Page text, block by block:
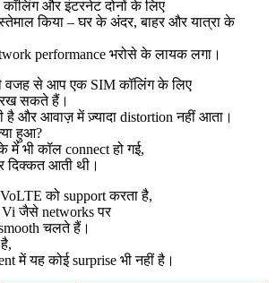
कॉलिंग और इंटरनेट दोनों के लिए
किया – घर के अंदर, बाहर और यात्रा के
performance भरोसे के लायक लगा।
वजह से आप एक SIM कॉलिंग के लिए
रख सकते हैं।
है और आवाज़ में ज़्यादा distortion नहीं आता।
हुआ?
में भी कॉल connect हो गई,
दिक्कत आती थी।
को support करता है,
जैसे networks पर
चलते हैं।
में यह कोई surprise भी नहीं है।